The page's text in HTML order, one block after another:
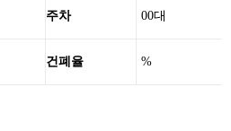
주차 00대
건폐율 %